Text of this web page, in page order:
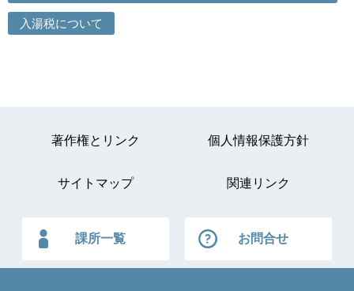
入湯税について
著作権とリンク 個人情報保護方針
サイトマップ 関連リンク
課所一覧 お問合せ